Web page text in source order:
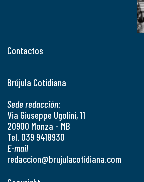
Contactos
Brújula Cotidiana
Sede redacción:
Via Giuseppe Ugolini, 11
20900 Monza - MB
Tel. 039 9418930
E-mail
redaccion@brujulacotidiana.com